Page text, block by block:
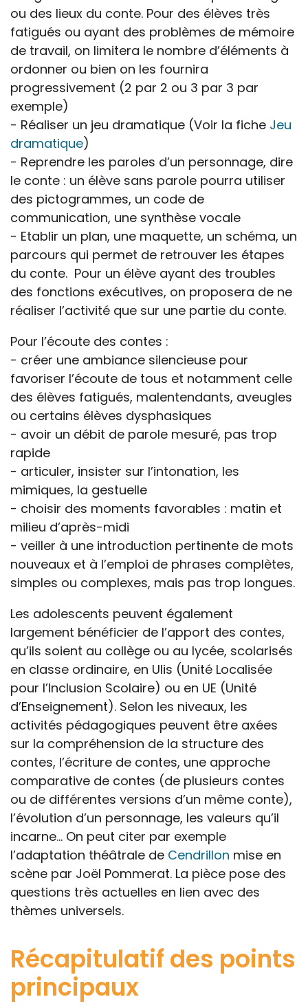
ou des lieux du conte. Pour des élèves très
fatigués ou ayant des problèmes de mémoire
de travail, on limitera le nombre d’éléments à
ordonner ou bien on les fournira
progressivement (2 par 2 ou 3 par 3 par
exemple)
- Réaliser un jeu dramatique (Voir la fiche Jeu
dramatique)
- Reprendre les paroles d’un personnage, dire
le conte : un élève sans parole pourra utiliser
des pictogrammes, un code de
communication, une synthèse vocale
- Etablir un plan, une maquette, un schéma, un
parcours qui permet de retrouver les étapes
du conte. Pour un élève ayant des troubles
des fonctions exécutives, on proposera de ne
réaliser l’activité que sur une partie du conte.
Pour l’écoute des contes :
- créer une ambiance silencieuse pour
favoriser l’écoute de tous et notamment celle
des élèves fatigués, malentendants, aveugles
ou certains élèves dysphasiques
- avoir un débit de parole mesuré, pas trop
rapide
- articuler, insister sur l’intonation, les
mimiques, la gestuelle
- choisir des moments favorables : matin et
milieu d’après-midi
- veiller à une introduction pertinente de mots
nouveaux et à l’emploi de phrases complètes,
simples ou complexes, mais pas trop longues.
Les adolescents peuvent également
largement bénéficier de l’apport des contes,
qu’ils soient au collège ou au lycée, scolarisés
en classe ordinaire, en Ulis (Unité Localisée
pour l’Inclusion Scolaire) ou en UE (Unité
d’Enseignement). Selon les niveaux, les
activités pédagogiques peuvent être axées
sur la compréhension de la structure des
contes, l’écriture de contes, une approche
comparative de contes (de plusieurs contes
ou de différentes versions d’un même conte),
l’évolution d’un personnage, les valeurs qu’il
incarne… On peut citer par exemple
l’adaptation théâtrale de Cendrillon mise en
scène par Joël Pommerat. La pièce pose des
questions très actuelles en lien avec des
thèmes universels.
Récapitulatif des points
principaux